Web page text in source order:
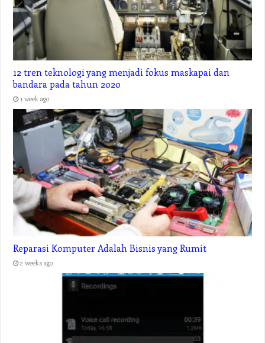
12 tren teknologi yang menjadi fokus maskapai dan
bandara pada tahun 2020
1 week ago
Reparasi Komputer Adalah Bisnis yang Rumit
2 weeks ago